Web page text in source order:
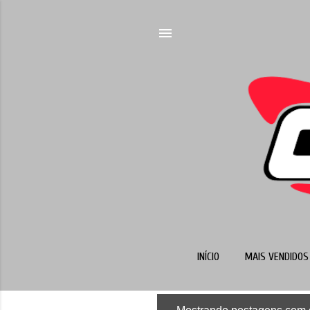
INÍCIO MAIS